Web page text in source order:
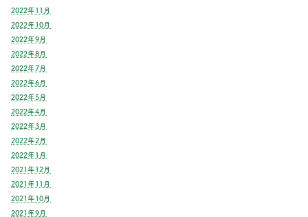
2022年11月
2022年10月
2022年9月
2022年8月
2022年7月
2022年6月
2022年5月
2022年4月
2022年3月
2022年2月
2022年1月
2021年12月
2021年11月
2021年10月
2021年9月